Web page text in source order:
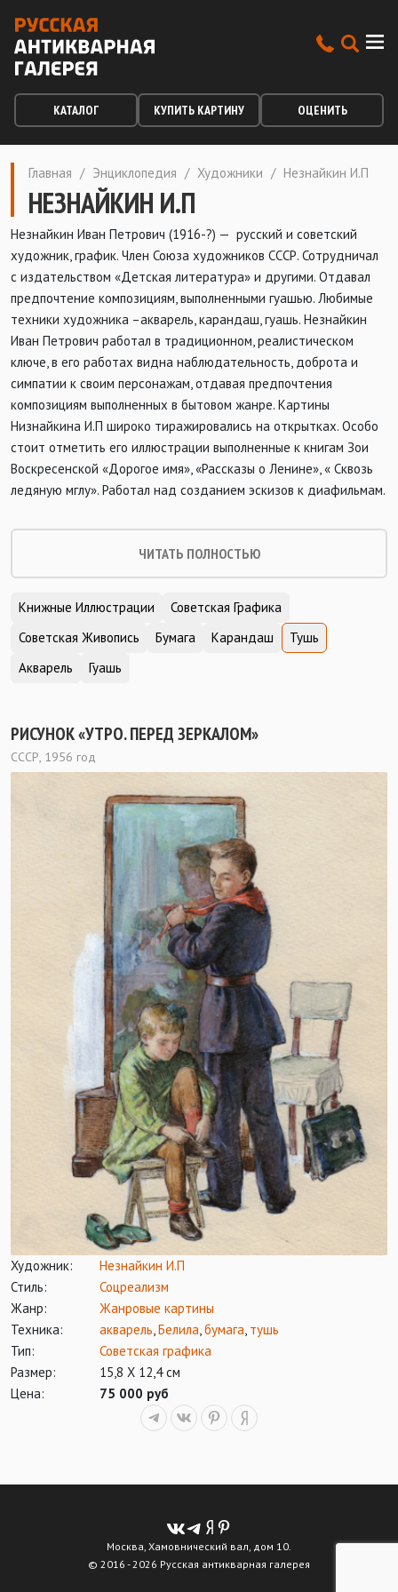
КАТАЛОГ КУПИТЬ КАРТИНУ ОЦЕНИТЬ
Главная / Энциклопедия / Художники / Незнайкин И.П
НЕЗНАЙКИН И.П
Незнайкин Иван Петрович (1916-?) — русский и советский
художник, график. Член Союза художников СССР. Сотрудничал
с издательством «Детская литература» и другими. Отдавал
предпочтение композициям, выполненными гуашью. Любимые
техники художника –акварель, карандаш, гуашь. Незнайкин
Иван Петрович работал в традиционном, реалистическом
ключе, в его работах видна наблюдательность, доброта и
симпатии к своим персонажам, отдавая предпочтения
композициям выполненных в бытовом жанре. Картины
Низнайкина И.П широко тиражировались на открытках. Особо
стоит отметить его иллюстрации выполненные к книгам Зои
Воскресенской «Дорогое имя», «Рассказы о Ленине», « Сквозь
ледяную мглу». Работал над созданием эскизов к диафильмам.
ЧИТАТЬ ПОЛНОСТЬЮ
Книжные Иллюстрации
Советская Графика
Советская Живопись
Бумага Карандаш
Тушь
Акварель
Гуашь
РИСУНОК «УТРО. ПЕРЕД ЗЕРКАЛОМ»
СССР, 1956 год
Художник:
Незнайкин И.П
Стиль:
Соцреализм
Жанр:
Жанровые картины
Техника:
акварель Белила бумага тушь
Тип:
Советская графика
Размер:
15,8 Х 12,4 см
Цена:
75 000 руб
Москва, Хамовнический вал, дом 10.
© 2016 - 2026 Русская антикварная галерея